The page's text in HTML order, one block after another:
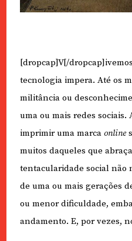
[dropcap]V[/
tecnologia impera. Até os
militância ou
uma ou mais redes sociais.
imprimir uma marca online
muitos daqueles que
tentacularidade social não
de uma ou mais gerações
ou menor dificuldade,
andamento. E, por vezes,